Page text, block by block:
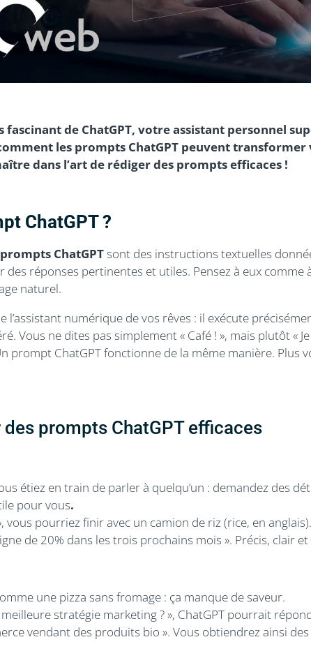
fascinant de ChatGPT, votre assistant personnel
les prompts ChatGPT peuvent
dans l’art de rédiger des prompts efficaces !
ChatGPT ?
prompts ChatGPTsont des instructions textuelles
des réponses pertinentes et utiles. Pensez à eux
naturel.
l’assistant numérique de vos rêves : il exécute
Vous ne dites pas simplement « Café ! », mais plutôt «
prompt ChatGPT fonctionne de la même manière. Plus
prompts ChatGPT efficaces
étiez en train de parler à quelqu’un : demandez des
pour vous.
vous pourriez finir avec un camion de riz (rice, en
de 20% dans les trois prochains mois ». Précis, clair
une pizza sans fromage : ça manque de saveur.
stratégie marketing ? », ChatGPT pourrait
vendant des produits bio ». Vous obtiendrez ainsi